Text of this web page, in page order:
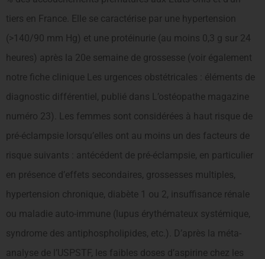
tiers en France. Elle se caractérise par une hypertension
(>140/90 mm Hg) et une protéinurie (au moins 0,3 g sur 24
heures) après la 20e semaine de grossesse (voir également
notre fiche clinique Les urgences obstétricales : éléments de
diagnostic différentiel, publié dans L’ostéopathe magazine
numéro 23). Les femmes sont considérées à haut risque de
pré-éclampsie lorsqu’elles ont au moins un des facteurs de
risque suivants : antécédent de pré-éclampsie, en particulier
en présence d’effets secondaires, grossesses multiples,
hypertension chronique, diabète 1 ou 2, insuffisance rénale
ou maladie auto-immune (lupus érythémateux systémique,
syndrome des antiphospholipides, etc.). D’après la méta-
analyse de l’USPSTF, les faibles doses d’aspirine chez les